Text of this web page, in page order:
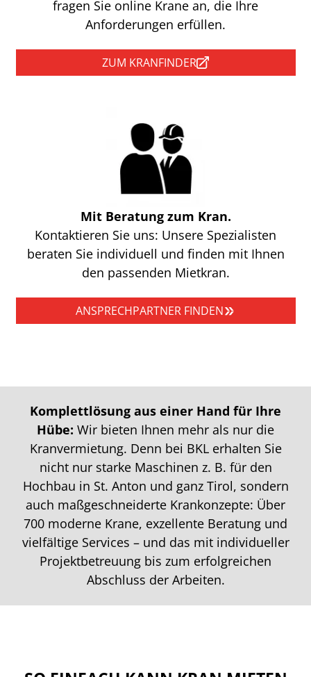
fragen Sie online Krane an, die Ihre
Anforderungen erfüllen.
ZUM KRANFINDER
Mit Beratung zum Kran.
Kontaktieren Sie uns: Unsere Spezialisten
beraten Sie individuell und finden mit Ihnen
den passenden Mietkran.
ANSPRECHPARTNER FINDEN
Komplettlösung aus einer Hand für Ihre
Hübe: Wir bieten Ihnen mehr als nur die
Kranvermietung. Denn bei BKL erhalten Sie
nicht nur starke Maschinen z. B. für den
Hochbau in St. Anton und ganz Tirol, sondern
auch maßgeschneiderte Krankonzepte: Über
700 moderne Krane, exzellente Beratung und
vielfältige Services – und das mit individueller
Projektbetreuung bis zum erfolgreichen
Abschluss der Arbeiten.